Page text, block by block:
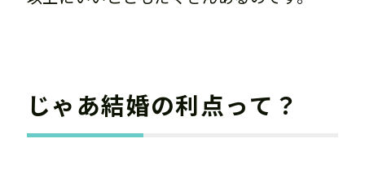
じゃあ結婚の利点って？